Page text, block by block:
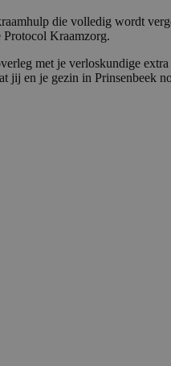
die volledig wordt
Kraamzorg.
met je verloskundige
jij en je gezin in Prinsenbeek